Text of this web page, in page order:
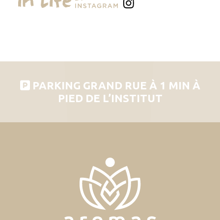
PARKING GRAND RUE À 1 MIN À
PIED DE L’INSTITUT